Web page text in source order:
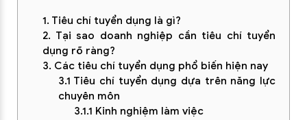
1. Tiêu chí tuyển dụng là gì?
2. Tại sao doanh nghiệp cần tiêu chí tuyển
dụng rõ ràng?
3. Các tiêu chí tuyển dụng phổ biến hiện nay
3.1 Tiêu chí tuyển dụng dựa trên năng lực
chuyên môn
3.1.1 Kinh nghiệm làm việc